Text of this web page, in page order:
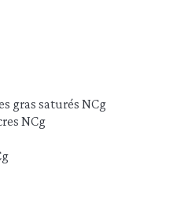
gras saturés NCg
NCg